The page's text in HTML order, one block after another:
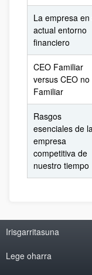
La empresa en
actual entorno
financiero
CEO Familiar
versus CEO no
Familiar
Rasgos
esenciales de
empresa
competitiva de
nuestro tiempo
Irisgarritasuna
Lege oharra